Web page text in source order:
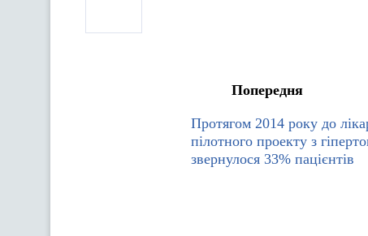
Попередня
Протягом 2014 року до
пілотного проекту з
звернулося 33% пацієнтів